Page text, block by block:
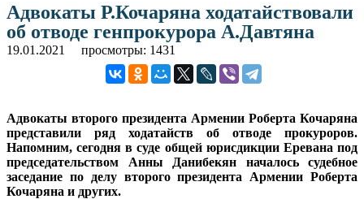
Адвокаты Р.Кочаряна ходатайствовали
об отводе генпрокурора А.Давтяна
19.01.2021 просмотры: 1431
Адвокаты второго президента Армении Роберта Кочаряна
представили ряд ходатайств об отводе прокуроров.
Напомним, сегодня в суде общей юрисдикции Еревана под
председательством Анны Данибекян началось судебное
заседание по делу второго президента Армении Роберта
Кочаряна и других.